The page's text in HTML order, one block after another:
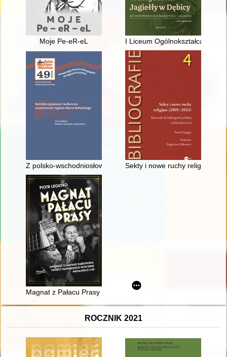
Moje Pe-eR-eL I Liceum Ogólnokształcące im.
Z polsko-wschodniosłowiańskich kontaktów językowych :
Sekty i nowe ruchy religijne
Magnat z Pałacu Prasy : opowieść o Marianie Dąbrowskim,
ROCZNIK 2021